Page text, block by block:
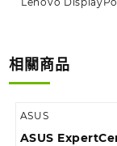
相關商品
ASUS
ASUS